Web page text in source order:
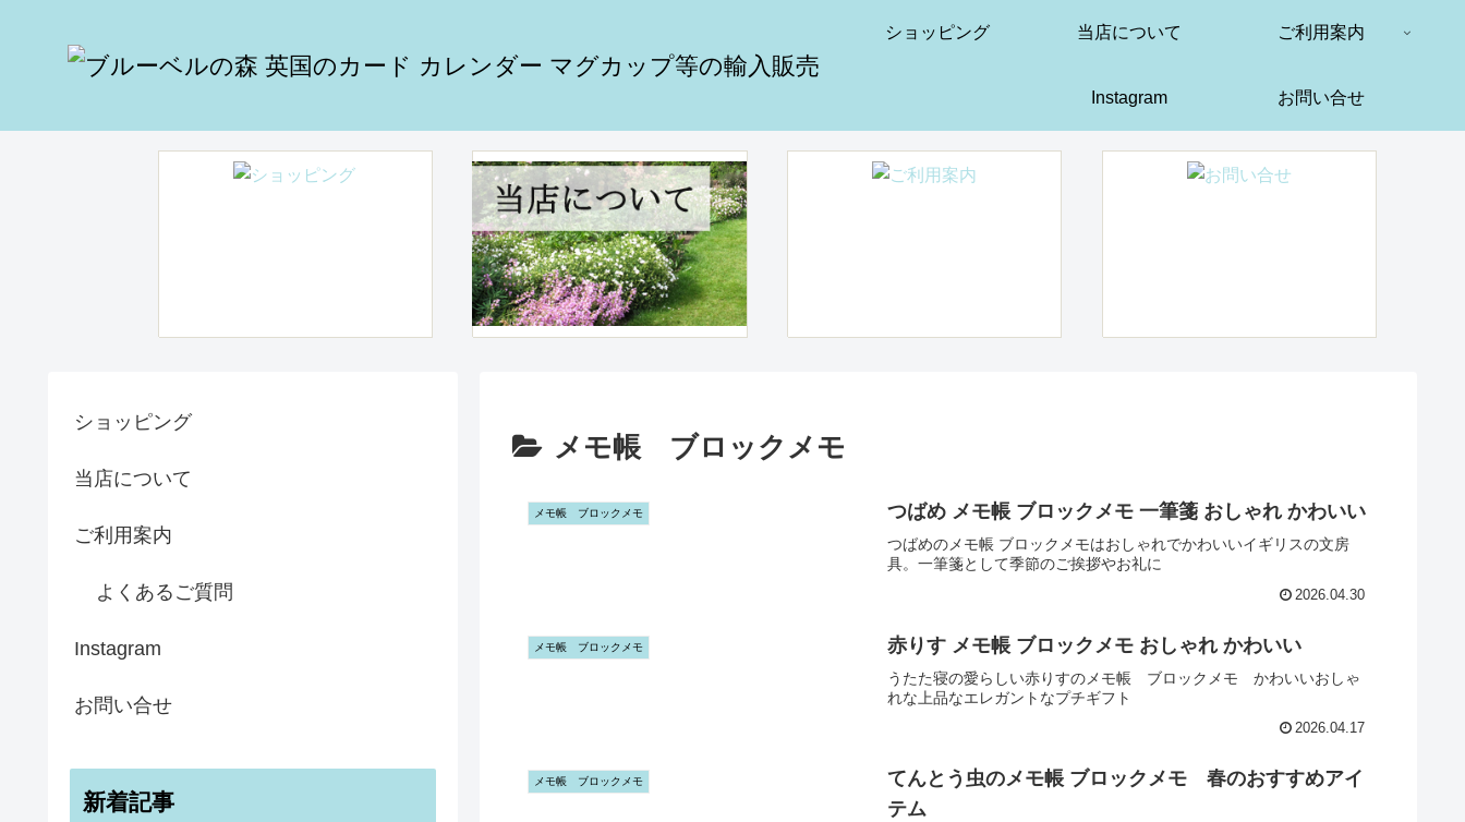
ショッピング 当店について ご利用案内
Instagram お問い合せ
メモ帳 ブロックメモ
メモ帳 ブロックメモ つばめ メモ帳 ブロックメモ 一筆箋 おしゃれ かわいい
つばめのメモ帳 ブロックメモはおしゃれでかわいいイギリスの文房
具。一筆箋として季節のご挨拶やお礼に
2026.04.30
メモ帳 ブロックメモ 赤りす メモ帳 ブロックメモ おしゃれ かわいい
うたた寝の愛らしい赤りすのメモ帳 ブロックメモ かわいいおしゃ
れな上品なエレガントなプチギフト
2026.04.17
メモ帳 ブロックメモ
てんとう虫のメモ帳 ブロックメモ 春のおすすめアイ
テム
ショッピング
当店について
ご利用案内
よくあるご質問
Instagram
お問い合せ
新着記事